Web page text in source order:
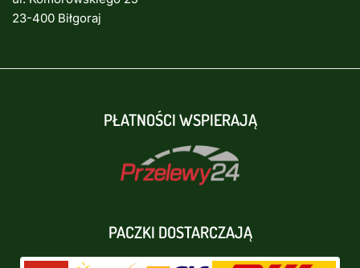
23-400 Biłgoraj
PŁATNOŚCI WSPIERAJĄ
PACZKI DOSTARCZAJĄ